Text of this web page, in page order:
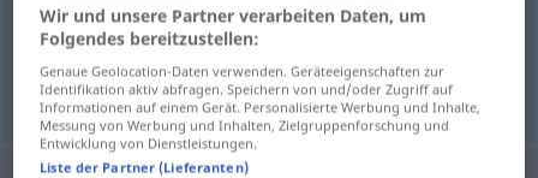
bitte nachschicken!
sendistáfram!
Wir und unsere Partner verarbeiten Daten, um
Folgendes bereitzustellen:
Genaue Geolocation-Daten verwenden. Geräteeigenschaften zur
Identifikation aktiv abfragen. Speichern von und/oder Zugriff auf
Informationen auf einem Gerät. Personalisierte Werbung und Inhalte,
Messung von Werbung und Inhalten, Zielgruppenforschung und
Entwicklung von Dienstleistungen.
Liste der Partner (Lieferanten)